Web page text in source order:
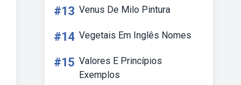
#13 Venus De Milo Pintura
#14 Vegetais Em Inglês Nomes
#15 Valores E Princípios
Exemplos